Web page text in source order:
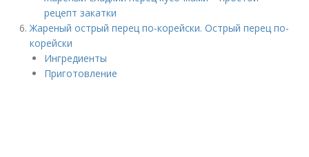
рецепт закатки
Жареный острый перец по-корейски. Острый перец по-
корейски
Ингредиенты
Приготовление